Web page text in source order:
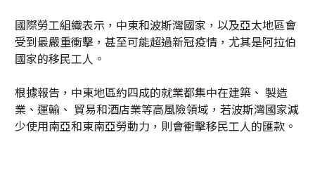
國際勞工組織表示，中東和波斯灣國家，以及亞太地區會
受到最嚴重衝擊，甚至可能超過新冠疫情，尤其是阿拉伯
國家的移民工人。
根據報告，中東地區約四成的就業都集中在建築、 製造
業、運輸、 貿易和酒店業等高風險領域，若波斯灣國家減
少使用南亞和東南亞勞動力，則會衝擊移民工人的匯款。